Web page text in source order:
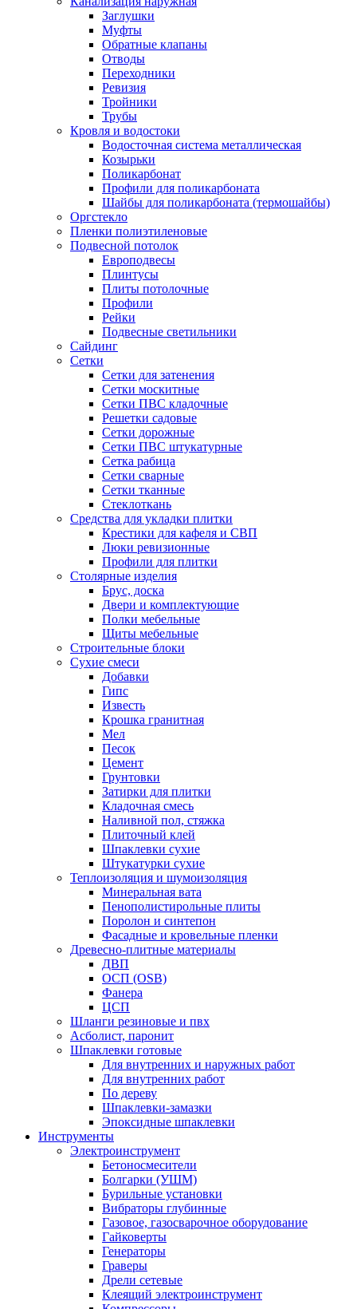
Заглушки
Муфты
Обратные клапаны
Отводы
Переходники
Ревизия
Тройники
Трубы
Кровля и водостоки
Водосточная система металлическая
Козырьки
Поликарбонат
Профили для поликарбоната
Шайбы для поликарбоната (термошайбы)
Оргстекло
Пленки полиэтиленовые
Подвесной потолок
Европодвесы
Плинтусы
Плиты потолочные
Профили
Рейки
Подвесные светильники
Сайдинг
Сетки
Сетки для затенения
Сетки москитные
Сетки ПВС кладочные
Решетки садовые
Сетки дорожные
Сетки ПВС штукатурные
Сетка рабица
Сетки сварные
Сетки тканные
Стеклоткань
Средства для укладки плитки
Крестики для кафеля и СВП
Люки ревизионные
Профили для плитки
Столярные изделия
Брус, доска
Двери и комплектующие
Полки мебельные
Щиты мебельные
Строительные блоки
Сухие смеси
Добавки
Гипс
Известь
Крошка гранитная
Мел
Песок
Цемент
Грунтовки
Затирки для плитки
Кладочная смесь
Наливной пол, стяжка
Плиточный клей
Шпаклевки сухие
Штукатурки сухие
Теплоизоляция и шумоизоляция
Минеральная вата
Пенополистирольные плиты
Поролон и синтепон
Фасадные и кровельные пленки
Древесно-плитные материалы
ДВП
ОСП (OSB)
Фанера
ЦСП
Шланги резиновые и пвх
Асболист, паронит
Шпаклевки готовые
Для внутренних и наружных работ
Для внутренних работ
По дереву
Шпаклевки-замазки
Эпоксидные шпаклевки
Инструменты
Электроинструмент
Бетоносмесители
Болгарки (УШМ)
Бурильные установки
Вибраторы глубинные
Газовое, газосварочное оборудование
Гайковерты
Генераторы
Граверы
Дрели сетевые
Клеящий электроинструмент